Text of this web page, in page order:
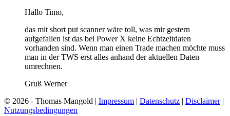
Hallo Timo,
das mit short put scanner wäre toll, was mir gestern
aufgefallen ist das bei Power X keine Echtzeitdaten
vorhanden sind. Wenn man einen Trade machen möchte muss
man in der TWS erst alles anhand der aktuellen Daten
umrechnen.
Gruß Werner
© 2026 - Thomas Mangold | Impressum | Datenschutz | Disclaimer|
Nutzungsbedingungen